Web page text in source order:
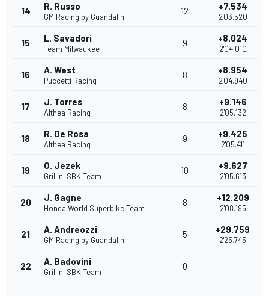
14 R. Russo
GM Racing by Guandalini
12 +7.534
2'03.520
15 L. Savadori
Team Milwaukee
9 +8.024
2'04.010
16 A. West
Puccetti Racing
8 +8.954
2'04.940
17 J. Torres
Althea Racing
8 +9.146
2'05.132
18 R. De Rosa
Althea Racing
9 +9.425
2'05.411
19 O. Jezek
Grillini SBK Team
10 +9.627
2'05.613
20 J. Gagne
Honda World Superbike Team
8 +12.209
2'08.195
21 A. Andreozzi
GM Racing by Guandalini
5 +29.759
2'25.745
22 A. Badovini
Grillini SBK Team
0